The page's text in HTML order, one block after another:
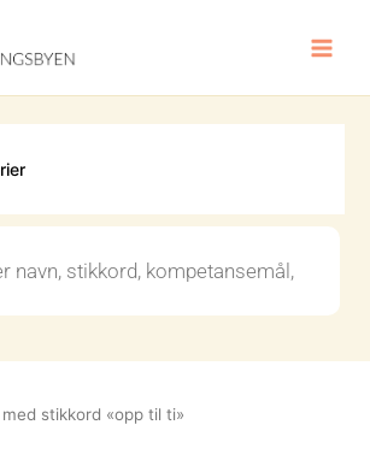
stikkord «opp til ti»